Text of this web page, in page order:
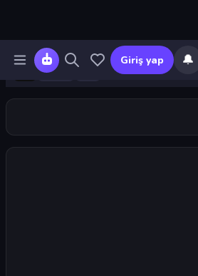
Giriş yap 🔔
17